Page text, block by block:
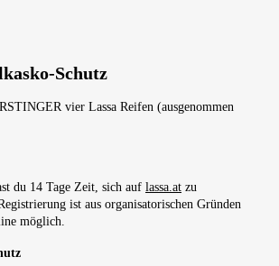
Schutz
vier Lassa Reifen (ausgenommen
du 14 Tage Zeit, sich auf lassa.at zu
ist aus organisatorischen Gründen
möglich.